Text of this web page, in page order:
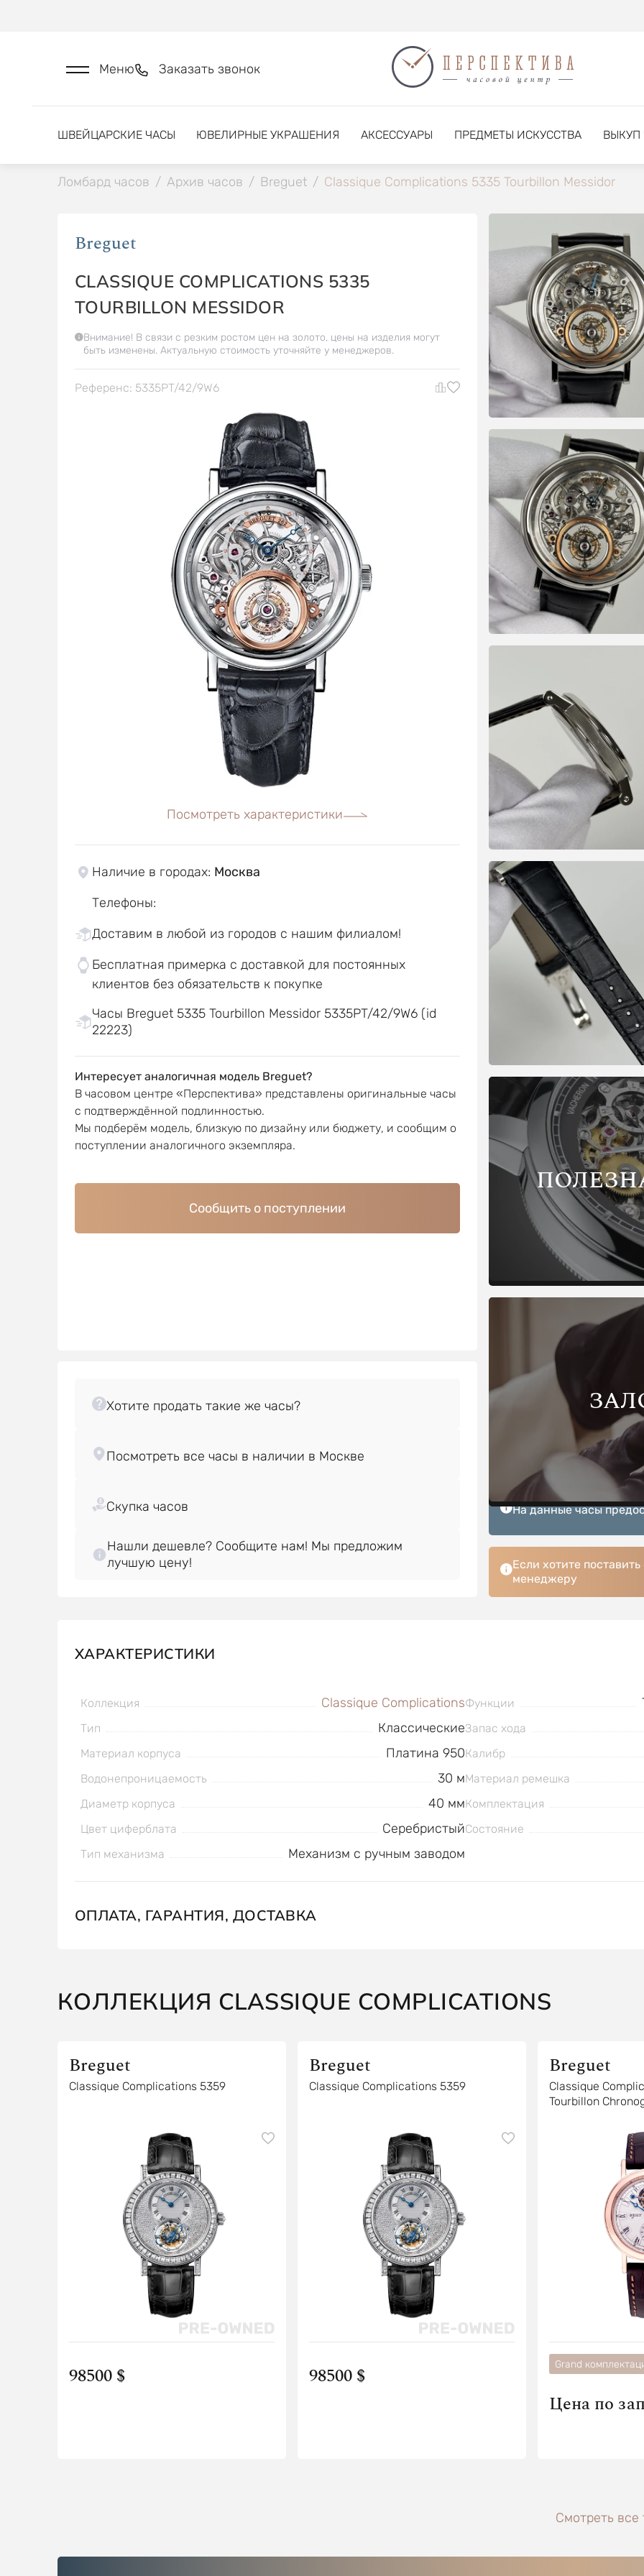
Меню Заказать звонок
ШВЕЙЦАРСКИЕ ЧАСЫ ЮВЕЛИРНЫЕ УКРАШЕНИЯ АКСЕССУАРЫ ПРЕДМЕТЫ ИСКУССТВА ВЫКУП
Ломбард часов / Архив часов / Breguet / Classique Complications 5335 Tourbillon Messidor
Breguet
CLASSIQUE COMPLICATIONS 5335
TOURBILLON MESSIDOR
Внимание! В связи с резким ростом цен на золото, цены на изделия могут
быть изменены. Актуальную стоимость уточняйте у менеджеров.
Референс: 5335PT/42/9W6
Посмотреть характеристики
Наличие в городах: Москва
Телефоны:
Доставим в любой из городов с нашим филиалом!
Бесплатная примерка с доставкой для постоянных
клиентов без обязательств к покупке
Часы Breguet 5335 Tourbillon Messidor 5335PT/42/9W6 (id
22223)
Интересует аналогичная модель Breguet?
В часовом центре «Перспектива» представлены оригинальные часы
с подтверждённой подлинностью.
Мы подберём модель, близкую по дизайну или бюджету, и сообщим о
поступлении аналогичного экземпляра.
Сообщить о поступлении
Хотите продать такие же часы?
Нашли дешевле? Сообщите нам! Мы предложим
лучшую цену!
На данные часы
Если хотите
менеджеру
ХАРАКТЕРИСТИКИ
Коллекция Classique Complications
Тип Классические
Материал корпуса Платина 950
Водонепроницаемость 30 м
Диаметр корпуса 40 мм
Цвет циферблата Серебристый
Тип механизма Механизм с ручным заводом
Функции
Запас хода
Калибр
Материал ремешка
Комплектация
Состояние
ОПЛАТА, ГАРАНТИЯ, ДОСТАВКА
КОЛЛЕКЦИЯ CLASSIQUE COMPLICATIONS
Breguet
Classique Complications 5359
98500 $
Breguet
Classique Complications 5359
98500 $
Breguet
Classique
Tourbillon
Grand
Цена по
Смотреть